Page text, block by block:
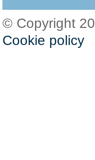
© Copyright
Cookie policy